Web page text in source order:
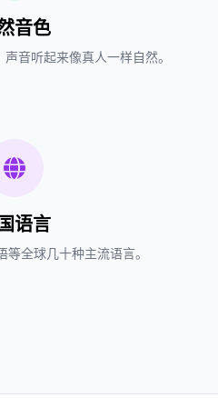
音色
音听起来像真人一样自然。
语言
全球几十种主流语言。